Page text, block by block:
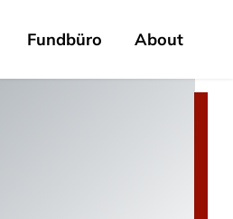
Fundbüro About